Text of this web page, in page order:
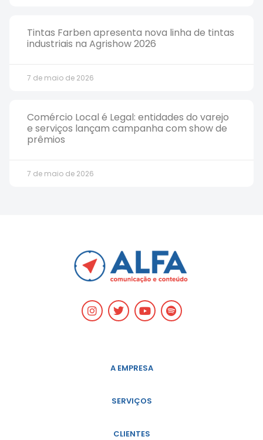
Tintas Farben apresenta nova linha de tintas
industriais na Agrishow 2026
7 de maio de 2026
Comércio Local é Legal: entidades do varejo
e serviços lançam campanha com show de
prêmios
7 de maio de 2026
A EMPRESA
SERVIÇOS
CLIENTES